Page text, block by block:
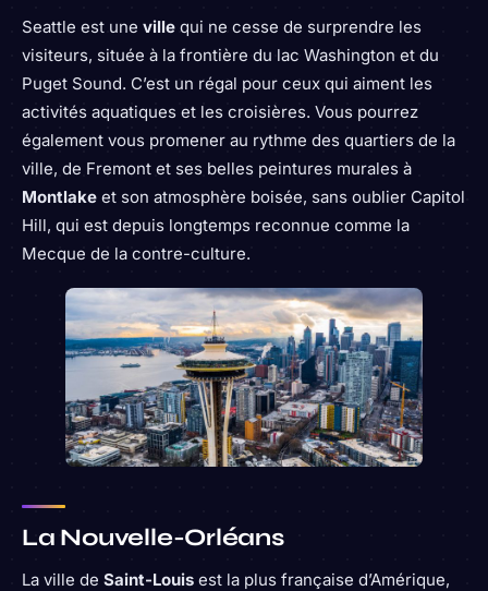
Seattle est une ville qui ne cesse de surprendre les
visiteurs, située à la frontière du lac Washington et du
Puget Sound. C’est un régal pour ceux qui aiment les
activités aquatiques et les croisières. Vous pourrez
également vous promener au rythme des quartiers de la
ville, de Fremont et ses belles peintures murales à
Montlake et son atmosphère boisée, sans oublier Capitol
Hill, qui est depuis longtemps reconnue comme la
Mecque de la contre-culture.
La Nouvelle-Orléans
La ville de Saint-Louis est la plus française d’Amérique,